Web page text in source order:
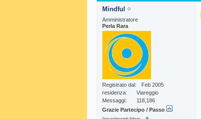
Mindful
Amministratore
Perla Rara
Registrato dal
Feb 2005
residenza
Viareggio
Messaggi
118,186
Grazie Partecipo / Passo